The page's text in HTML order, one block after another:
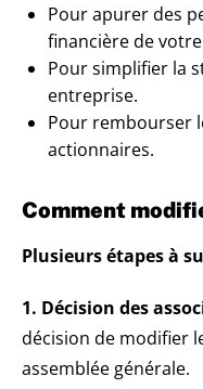
Pour apurer des
financière de
Pour simplifier la
entreprise.
Pour rembourser
actionnaires.
Comment
Plusieurs étapes à
1. Décision des
décision de modifier
assemblée générale.